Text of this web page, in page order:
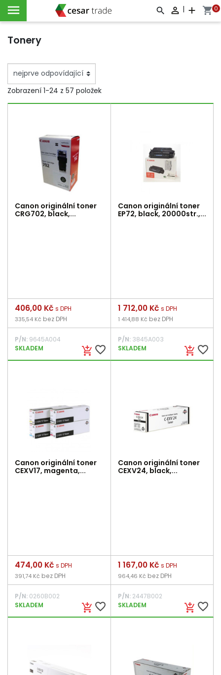
   | add shopping_cart0
Tonery
Zobrazení 1-24 z 57 položek
Canon originální toner
CRG702, black,...
add_shopping_cart favorite_border
Cena
406,00 Kč s DPH
335,54 Kč bez DPH
P/N: 9645A004
SKLADEM
Canon originální toner
EP72, black, 20000str.,...
add_shopping_cart favorite_border
Cena
1 712,00 Kč s DPH
1 414,88 Kč bez DPH
P/N:3845A003
SKLADEM
Canon originální toner
CEXV17, magenta,...
add_shopping_cart favorite_border
Cena
474,00 Kč s DPH
391,74 Kč bez DPH
P/N: 0260B002
SKLADEM
Canon originální toner
CEXV24, black,...
add_shopping_cart favorite_border
Cena
1 167,00 Kč s DPH
964,46 Kč bez DPH
P/N:2447B002
SKLADEM